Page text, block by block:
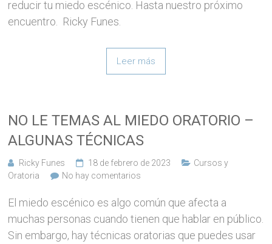
reducir tu miedo escénico. Hasta nuestro próximo
encuentro. Ricky Funes.
Leer más
NO LE TEMAS AL MIEDO ORATORIO –
ALGUNAS TÉCNICAS
Ricky Funes 18 de febrero de 2023
Cursos y
Oratoria
No hay comentarios
El miedo escénico es algo común que afecta a
muchas personas cuando tienen que hablar en público.
Sin embargo, hay técnicas oratorias que puedes usar